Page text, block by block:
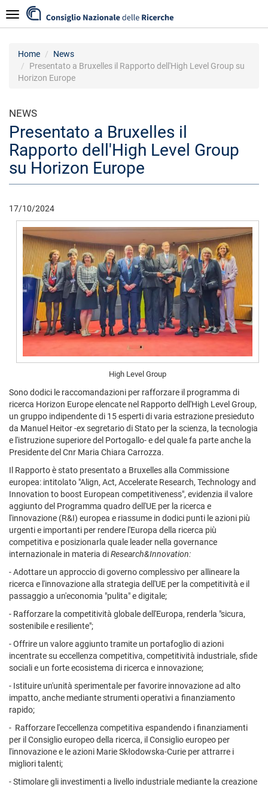
al
contenuto
Navigazione
Home
News
Presentato a Bruxelles il Rapporto dell'High Level Group su
Horizon Europe
NEWS
Presentato a Bruxelles il
Rapporto dell'High Level Group
su Horizon Europe
17/10/2024
High Level Group
Sono dodici le raccomandazioni per rafforzare il programma di
ricerca Horizon Europe elencate nel Rapporto dell'High Level Group,
un gruppo indipendente di 15 esperti di varia estrazione presieduto
da Manuel Heitor -ex segretario di Stato per la scienza, la tecnologia
e l'istruzione superiore del Portogallo- e del quale fa parte anche la
Presidente del Cnr Maria Chiara Carrozza.
Il Rapporto è stato presentato a Bruxelles alla Commissione
europea: intitolato "Align, Act, Accelerate Research, Technology and
Innovation to boost European competitiveness", evidenzia il valore
aggiunto del Programma quadro dell'UE per la ricerca e
l'innovazione (R&I) europea e riassume in dodici punti le azioni più
urgenti e importanti per rendere l'Europa della ricerca più
competitiva e posizionarla quale leader nella governance
internazionale in materia diResearch&Innovation:
- Adottare un approccio di governo complessivo per allineare la
ricerca e l'innovazione alla strategia dell'UE per la competitività e il
passaggio a un'economia "pulita" e digitale;
- Rafforzare la competitività globale dell'Europa, renderla "sicura,
sostenibile e resiliente";
- Offrire un valore aggiunto tramite un portafoglio di azioni
incentrate su eccellenza competitiva, competitività industriale, sfide
sociali e un forte ecosistema di ricerca e innovazione;
- Istituire un'unità sperimentale per favorire innovazione ad alto
impatto, anche mediante strumenti operativi a finanziamento
rapido;
- Rafforzare l'eccellenza competitiva espandendo i finanziamenti
per il Consiglio europeo della ricerca, il Consiglio europeo per
l'innovazione e le azioni Marie Skłodowska-Curie per attrarre i
migliori talenti;
- Stimolare gli investimenti a livello industriale mediante la creazione